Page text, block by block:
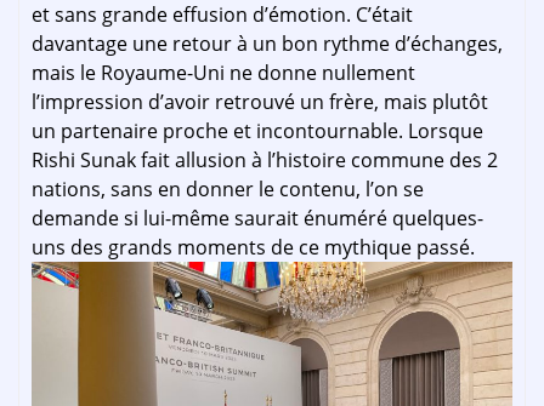
et sans grande effusion d’émotion. C’était
davantage une retour à un bon rythme d’échanges,
mais le Royaume-Uni ne donne nullement
l’impression d’avoir retrouvé un frère, mais plutôt
un partenaire proche et incontournable. Lorsque
Rishi Sunak fait allusion à l’histoire commune des 2
nations, sans en donner le contenu, l’on se
demande si lui-même saurait énuméré quelques-
uns des grands moments de ce mythique passé.